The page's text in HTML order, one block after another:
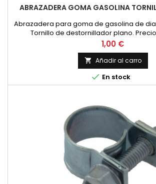
ABRAZADERA GOMA GASOLINA
Abrazadera para goma de gasolina de
Tornillo de destornillador plano.
Precio
1,00 €
 Añadir al carro
 En stock